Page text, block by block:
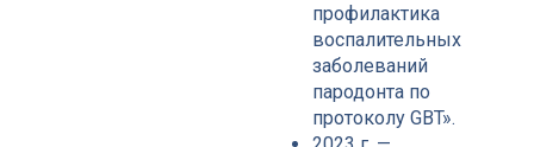
профилактика
воспалительных
заболеваний
пародонта по
протоколу GBT».